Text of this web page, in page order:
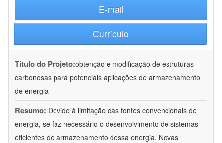
E-mail
Currículo
Título do Projeto:obtenção e modificação de estruturas
carbonosas para potenciais aplicações de armazenamento
de energia
Resumo: Devido à limitação das fontes convencionais de
energia, se faz necessário o desenvolvimento de sistemas
eficientes de armazenamento dessa energia. Novas